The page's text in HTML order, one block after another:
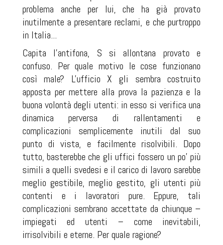
problema anche per lui, che ha già provato
inutilmente a presentare reclami, e che purtroppo
in Italia...
Capita l'antifona, S si allontana provato e
confuso. Per quale motivo le cose funzionano
così male? L'ufficio X gli sembra costruito
apposta per mettere alla prova la pazienza e la
buona volontà degli utenti: in esso si verifica una
dinamica perversa di rallentamenti e
complicazioni semplicemente inutili dal suo
punto di vista, e facilmente risolvibili. Dopo
tutto, basterebbe che gli uffici fossero un po' più
simili a quelli svedesi e il carico di lavoro sarebbe
meglio gestibile, meglio gestito, gli utenti più
contenti e i lavoratori pure. Eppure, tali
complicazioni sembrano accettate da chiunque –
impiegati ed utenti – come inevitabili,
irrisolvibili e eterne. Per quale ragione?